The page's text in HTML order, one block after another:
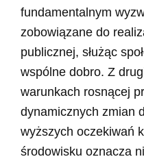
fundamentalnym
zobowiązane do
publicznej, służąc
wspólne dobro. Z
warunkach rosnącej
dynamicznych zmian
wyższych oczekiwań
środowisku oznacza